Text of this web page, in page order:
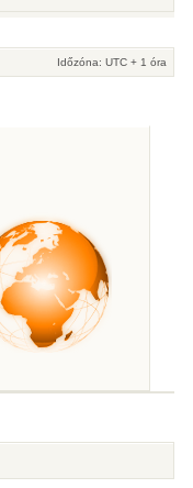
Időzóna: UTC + 1 óra